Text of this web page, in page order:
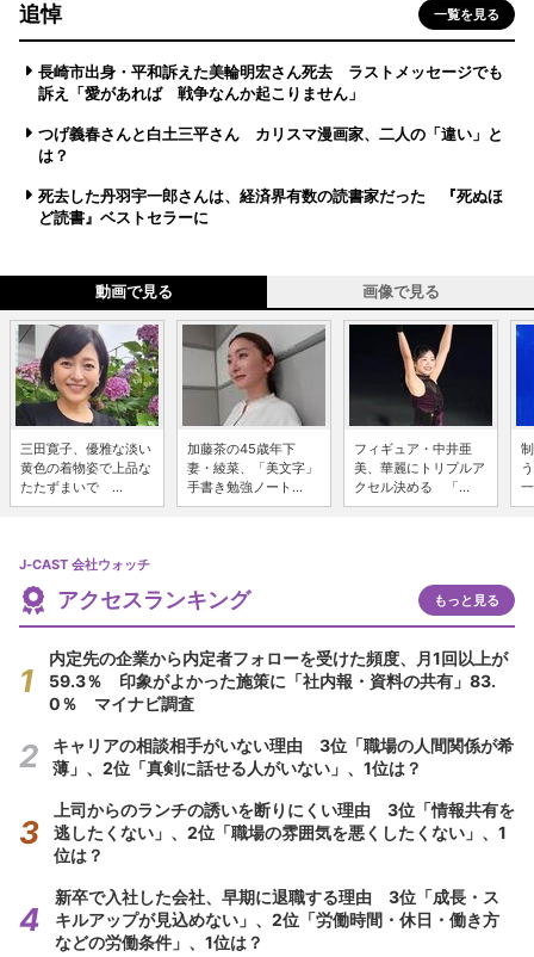
追悼 一覧を見る
長崎市出身・平和訴えた美輪明宏さん死去 ラストメッセージでも
訴え「愛があれば 戦争なんか起こりません」
つげ義春さんと白土三平さん カリスマ漫画家、二人の「違い」と
は？
死去した丹羽宇一郎さんは、経済界有数の読書家だった 『死ぬほ
ど読書』ベストセラーに
動画で見る 画像で見る
三田寛子、優雅な淡い
黄色の着物姿で上品な
たたずまいで ...
加藤茶の45歳年下
妻・綾菜、「美文字」
手書き勉強ノート...
フィギュア・中井亜
美、華麗にトリプルア
クセル決める 「...
J-CAST 会社ウォッチ
アクセスランキング もっと見る
内定先の企業から内定者フォローを受けた頻度、月1回以上が
59.3％ 印象がよかった施策に「社内報・資料の共有」83.
0％ マイナビ調査
キャリアの相談相手がいない理由 3位「職場の人間関係が希
薄」、2位「真剣に話せる人がいない」、1位は？
上司からのランチの誘いを断りにくい理由 3位「情報共有を
逃したくない」、2位「職場の雰囲気を悪くしたくない」、1
位は？
新卒で入社した会社、早期に退職する理由 3位「成長・ス
キルアップが見込めない」、2位「労働時間・休日・働き方
などの労働条件」、1位は？